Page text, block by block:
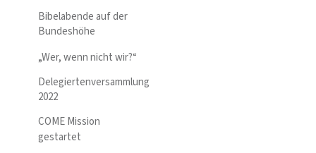
Bibelabende auf der
Bundeshöhe
„Wer, wenn nicht wir?“
Delegiertenversammlung
2022
COME Mission
gestartet